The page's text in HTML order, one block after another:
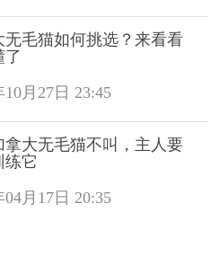
无毛猫如何挑选？来看看
了
10月27日 23:45
拿大无毛猫不叫，主人要
练它
04月17日 20:35